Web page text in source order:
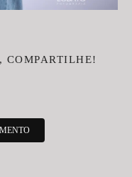
COMPARTILHE!